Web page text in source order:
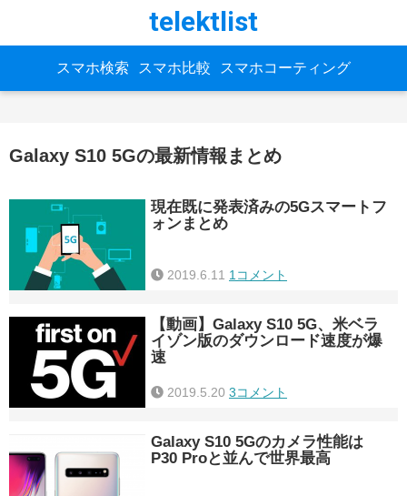
telektlist
スマホ検索 スマホ比較 スマホコーティング
Galaxy S10 5Gの最新情報まとめ
現在既に発表済みの5Gスマートフ
ォンまとめ
2019.6.11 1コメント
【動画】Galaxy S10 5G、米ベラ
イゾン版のダウンロード速度が爆
速
2019.5.20 3コメント
Galaxy S10 5Gのカメラ性能は
P30 Proと並んで世界最高